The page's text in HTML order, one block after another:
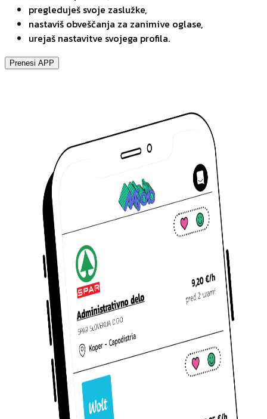
pregleduješ svoje zaslužke,
nastaviš obveščanja za zanimive oglase,
urejaš nastavitve svojega profila.
Prenesi APP